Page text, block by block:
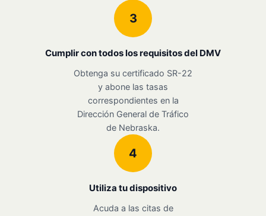
3
Cumplir con todos los requisitos del DMV
Obtenga su certificado SR-22
y abone las tasas
correspondientes en la
Dirección General de Tráfico
de Nebraska.
4
Utiliza tu dispositivo
Acuda a las citas de